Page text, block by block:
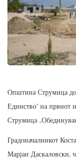
Општина Струмица
Единство“ на првиот
Струмица
Градоначалникот
Марјан Даскаловски,